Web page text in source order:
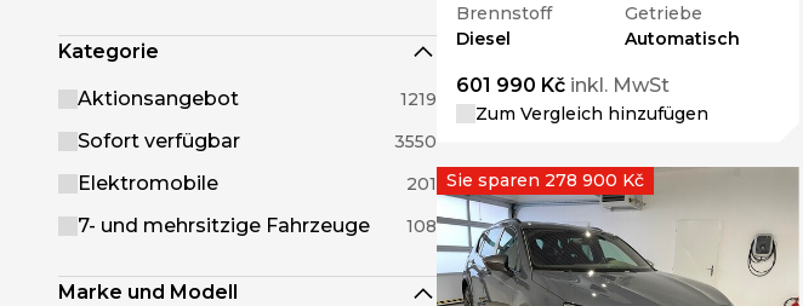
Kategorie
Aktionsangebot 1219
Sofort verfügbar 3550
Elektromobile 201
7- und mehrsitzige Fahrzeuge 108
Marke und Modell
Brennstoff
Diesel
Getriebe
Automatisch
601 990 Kč inkl. MwSt
Zum Vergleich hinzufügen
Sie sparen 278 900 Kč